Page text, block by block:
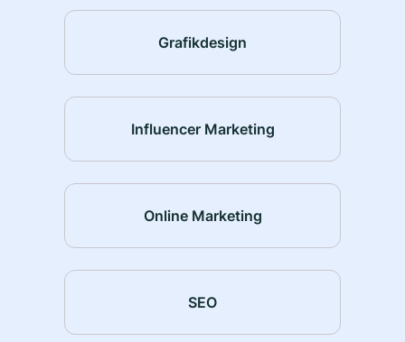
Grafikdesign
Influencer Marketing
Online Marketing
SEO